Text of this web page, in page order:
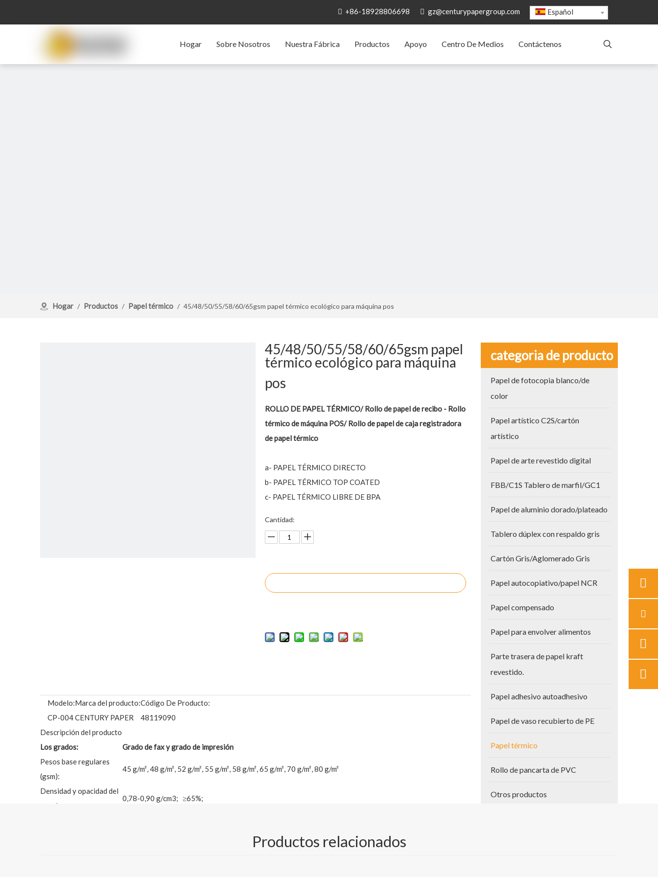
 +86-18928806698  gz@centurypapergroup.com Español
Hogar Sobre Nosotros Nuestra Fábrica Productos Apoyo Centro De Medios Contáctenos
Hogar / Productos / Papel térmico / 45/48/50/55/58/60/65gsm papel térmico ecológico para máquina pos
45/48/50/55/58/60/65gsm papel
térmico ecológico para máquina
pos
ROLLO DE PAPEL TÉRMICO/ Rollo de papel de recibo - Rollo
térmico de máquina POS/ Rollo de papel de caja registradora
de papel térmico
a- PAPEL TÉRMICO DIRECTO
b- PAPEL TÉRMICO TOP COATED
c- PAPEL TÉRMICO LIBRE DE BPA
Cantidad:
Modelo:
CP-004
Marca del producto:
CENTURY PAPER
Código De Producto:
48119090
Descripción del producto
Los grados:
Grado de fax y grado de impresión
Pesos base regulares
(gsm):
45 g/m², 48 g/m², 52 g/m², 55 g/m², 58 g/m², 65 g/m², 70 g/m², 80 g/m²
Densidad y opacidad del
papel:
0,78-0,90 g/cm3; ≥65%;
≤2,0% (lado revestido para grados teñidos);
categoria de producto
Papel de fotocopia blanco/de
color
Papel artístico C2S/cartón
artístico
Papel de arte revestido digital
FBB/C1S Tablero de marfil/GC1
Papel de aluminio dorado/plateado
Tablero dúplex con respaldo gris
Cartón Gris/Aglomerado Gris
Papel autocopiativo/papel NCR
Papel compensado
Papel para envolver alimentos
Parte trasera de papel kraft
revestido.
Papel adhesivo autoadhesivo
Papel de vaso recubierto de PE
Papel térmico
Rollo de pancarta de PVC
Otros productos
Productos relacionados